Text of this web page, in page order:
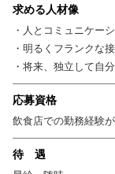
◎複数店舗のマネージ
◎会社経営の参画へス
◎社内独立、完全独立
日曜定休！ご家庭
飲食業だって「日曜休
す。
求める人材像
・人とコミュニケー
・明るくフランクな
・将来、独立して自
応募資格
飲食店での勤務経験
待 遇